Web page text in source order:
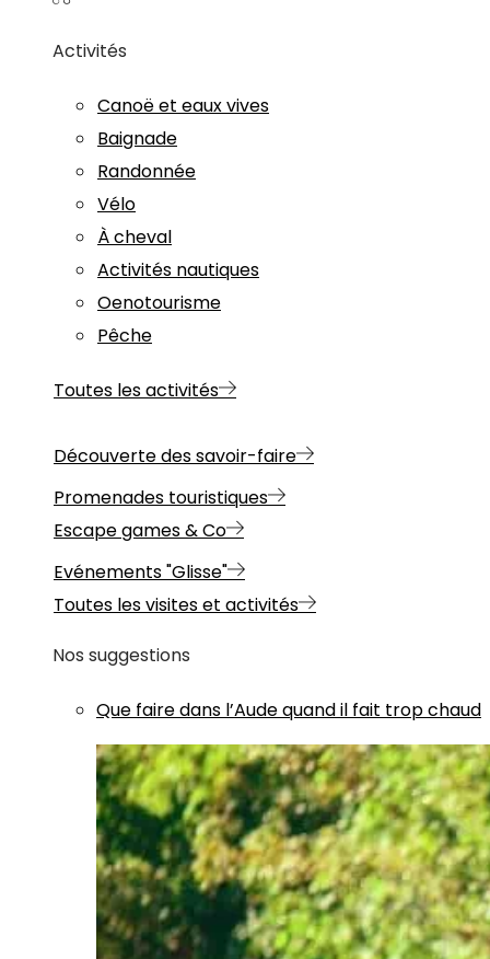
Activités
Canoë et eaux vives
Baignade
Randonnée
Vélo
À cheval
Activités nautiques
Oenotourisme
Pêche
Toutes les activités
Découverte des savoir-faire
Promenades touristiques
Escape games & Co
Evénements "Glisse"
Toutes les visites et activités
Nos suggestions
Que faire dans l’Aude quand il fait trop chaud